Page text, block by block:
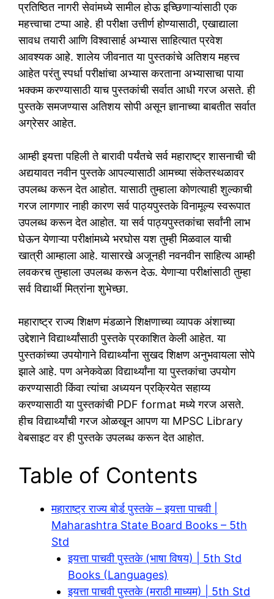
प्रतिष्ठित नागरी सेवांमध्ये सामील होऊ इच्छिणाऱ्यांसाठी एक
महत्त्वाचा टप्पा आहे. ही परीक्षा उत्तीर्ण होण्यासाठी, एखाद्याला
सावध तयारी आणि विश्वासार्ह अभ्यास साहित्यात प्रवेश
आवश्यक आहे. शालेय जीवनात या पुस्तकांचे अतिशय महत्त्व
आहेत परंतु स्पर्धा परीक्षांचा अभ्यास करताना अभ्यासाचा पाया
भक्कम करण्यासाठी याच पुस्तकांची सर्वात आधी गरज असते. ही
पुस्तके समजण्यास अतिशय सोपी असून ज्ञानाच्या बाबतीत सर्वात
अग्रेसर आहेत.
आम्ही इयत्ता पहिली ते बारावी पर्यंतचे सर्व महाराष्ट्र शासनाची ची
अद्ययावत नवीन पुस्तके आपल्यासाठी आमच्या संकेतस्थळावर
उपलब्ध करून देत आहोत. यासाठी तुम्हाला कोणत्याही शुल्काची
गरज लागणार नाही कारण सर्व पाठ्यपुस्तके विनामूल्य स्वरूपात
उपलब्ध करून देत आहोत. या सर्व पाठ्यपुस्तकांचा सर्वांनी लाभ
घेऊन येणाऱ्या परीक्षांमध्ये भरघोस यश तुम्ही मिळवाल याची
खात्री आम्हाला आहे. यासारखे अजूनही नवनवीन साहित्य आम्ही
लवकरच तुम्हाला उपलब्ध करून देऊ. येणाऱ्या परीक्षांसाठी तुम्हा
सर्व विद्यार्थी मित्रांना शुभेच्छा.
महाराष्ट्र राज्य शिक्षण मंडळाने शिक्षणाच्या व्यापक अंशाच्या
उद्देशाने विद्यार्थ्यांसाठी पुस्तके प्रकाशित केली आहेत. या
पुस्तकांच्या उपयोगाने विद्यार्थ्यांना सुखद शिक्षण अनुभवायला सोपे
झाले आहे. पण अनेकवेळा विद्यार्थ्यांना या पुस्तकांचा उपयोग
करण्यासाठी किंवा त्यांचा अध्ययन प्रक्रियेत सहाय्य
करण्यासाठी या पुस्तकांची PDF format मध्ये गरज असते.
हीच विद्यार्थ्यांची गरज ओळखून आपण या MPSC Library
वेबसाइट वर ही पुस्तके उपलब्ध करून देत आहोत.
Table of Contents
महाराष्ट्र राज्य बोर्ड पुस्तके – इयत्ता पाचवी |
Maharashtra State Board Books – 5th
Std
इयत्ता पाचवी पुस्तके (भाषा विषय) | 5th Std
Books (Languages)
इयत्ता पाचवी पुस्तके (मराठी माध्यम) | 5th Std